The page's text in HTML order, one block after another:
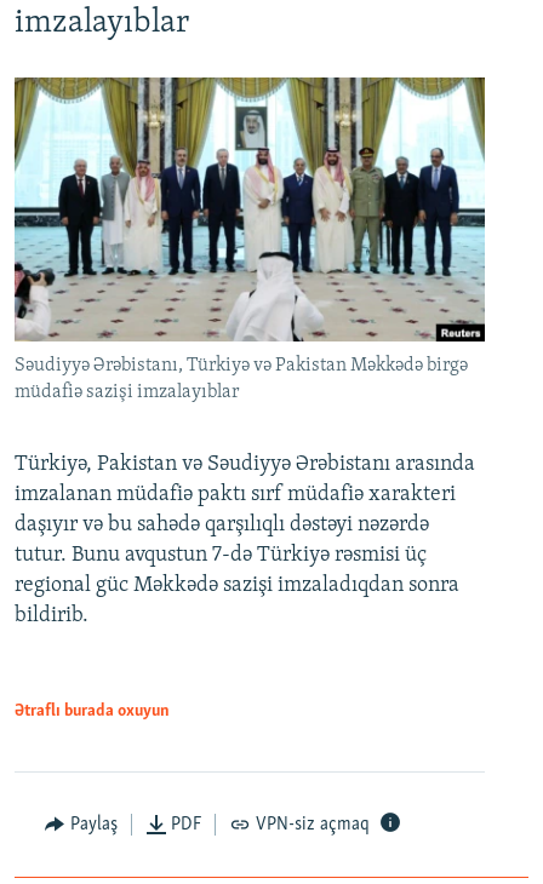
imzalayıblar
Səudiyyə Ərəbistanı, Türkiyə və Pakistan Məkkədə birgə
müdafiə sazişi imzalayıblar
Türkiyə, Pakistan və Səudiyyə Ərəbistanı arasında
imzalanan müdafiə paktı sırf müdafiə xarakteri
daşıyır və bu sahədə qarşılıqlı dəstəyi nəzərdə
tutur. Bunu avqustun 7-də Türkiyə rəsmisi üç
regional güc Məkkədə sazişi imzaladıqdan sonra
bildirib.
Ətraflı burada oxuyun
Paylaş PDF VPN-siz açmaq